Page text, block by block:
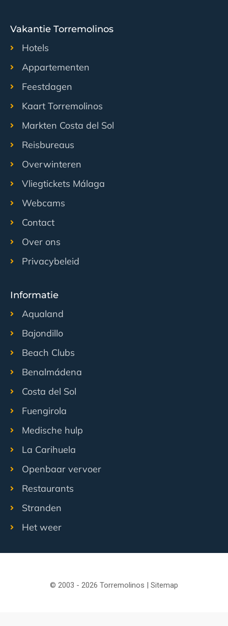
Vakantie Torremolinos
Hotels
Appartementen
Feestdagen
Kaart Torremolinos
Markten Costa del Sol
Reisbureaus
Overwinteren
Vliegtickets Málaga
Webcams
Contact
Over ons
Privacybeleid
Informatie
Aqualand
Bajondillo
Beach Clubs
Benalmádena
Costa del Sol
Fuengirola
Medische hulp
La Carihuela
Openbaar vervoer
Restaurants
Stranden
Het weer
© 2003 - 2026 Torremolinos | Sitemap